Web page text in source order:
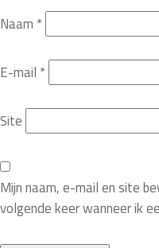
Naam *
E-mail *
Site
Mijn naam, e-mail en site
volgende keer wanneer ik